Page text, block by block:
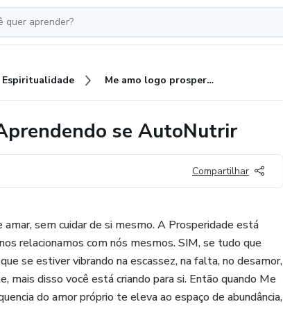
Espiritualidade Me amo logo prospero - Edição Aprendendo se AutoNutrir
se AutoNutrir
Compartilhar
sem cuidar de si mesmo. A Prosperidade está
relacionamos com nós mesmos. SIM, se tudo que
se estiver vibrando na escassez, na falta, no desamor,
mais disso você está criando para si. Então quando Me
do amor próprio te eleva ao espaço de abundância,